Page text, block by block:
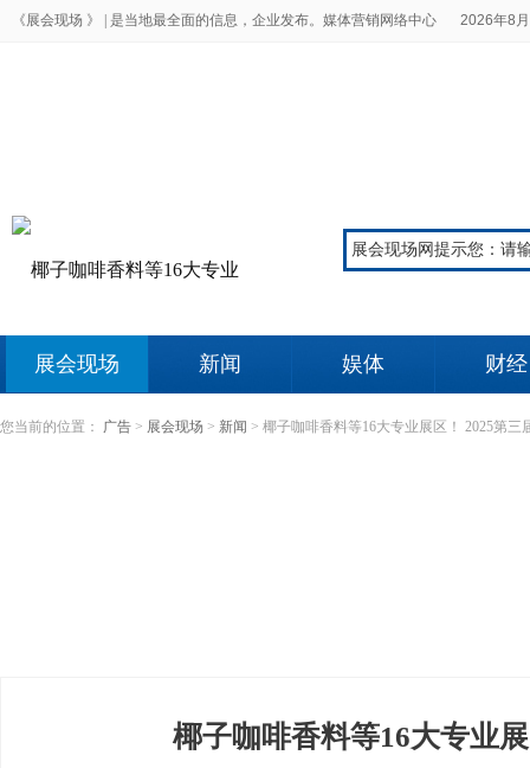
《展会现场 》 | 是当地最全面的信息，企业发布。媒体营销网络中心 2026年8
展会现场 新闻 娱体 财经
您当前的位置： 广告 > 展会现场 > 新闻 > 椰子咖啡香料等16大专业展区！ 2025第
椰子咖啡香料等16大专业